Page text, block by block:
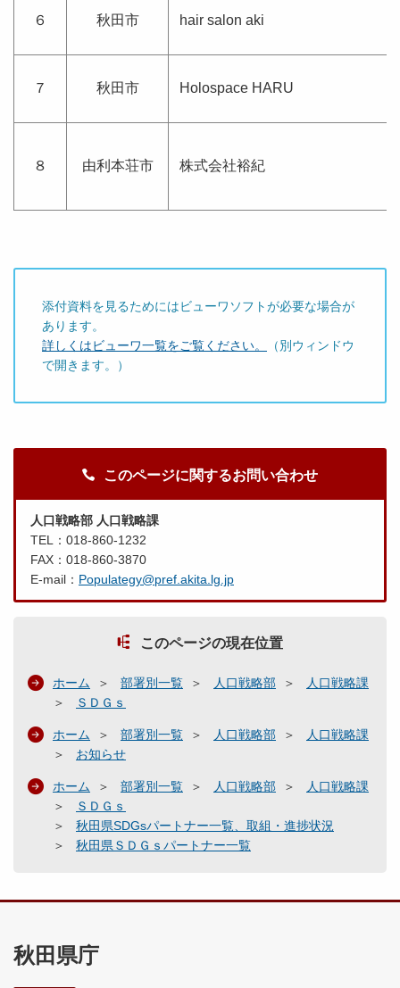
６ 秋田市 hair salon aki
７ 秋田市 Holospace HARU
８ 由利本荘市 株式会社裕紀
添付資料を見るためにはビューワソフトが必要な場合が
あります。
詳しくはビューワ一覧をご覧ください。
（別ウィンドウ
で開きます。）
このページに関するお問い合わせ
人口戦略部 人口戦略課
TEL：018-860-1232
FAX：018-860-3870
E-mail： Populategy@pref.akita.lg.jp
このページの現在位置
ホーム 部署別一覧 人口戦略部
人口戦略課
ＳＤＧｓ
ホーム 部署別一覧 人口戦略部
人口戦略課
お知らせ
ホーム 部署別一覧 人口戦略部
人口戦略課
ＳＤＧｓ
秋田県SDGsパートナー一覧、取組・進捗状況
秋田県ＳＤＧｓパートナー一覧
秋田県庁